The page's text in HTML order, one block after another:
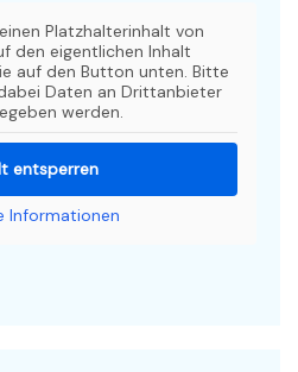
Platzhalterinhalt von
den eigentlichen Inhalt
auf den Button unten. Bitte
Daten an Drittanbieter
werden.
entsperren
Informationen